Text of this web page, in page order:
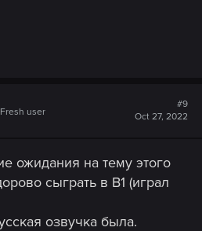
Fresh user
#9
Oct 27, 2022
ожидания на тему этого
сыграть в В1 (играл
озвучка была.